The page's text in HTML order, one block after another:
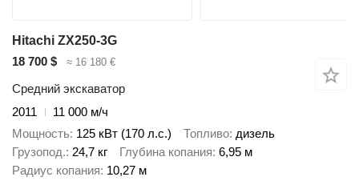
Hitachi ZX250-3G
18 700 $
≈ 16 180 €
Средний экскаватор
2011
11 000 м/ч
Мощность 125 кВт (170 л.с.) Топливо дизель
Грузопод. 24,7 кг Глубина копания 6,95 м
Радиус копания 10,27 м